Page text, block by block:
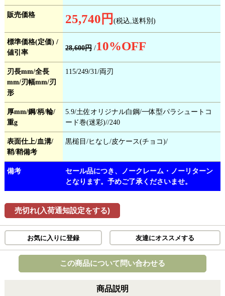
販売価格 25,740円 (税込,送料別)
標準価格(定価) /
値引率
28,600円 /10%OFF
刃長mm/全長
mm/刃幅mm/刃
形
115/249/31/両刃
厚mm/鋼/柄/輪/
重g
5.9/土佐オリジナル白鋼/一体型パラシュートコ
ード巻(迷彩)//240
表面仕上/血溝/
鞘/鞘備考
黒槌目/ヒなし/皮ケース(チョコ)/
備考
セール品につき、ノークレーム・ノーリターン
となります。予めご了承くださいませ。
売切れ(入荷通知設定をする)
お気に入りに登録 友達にオススメする
この商品について問い合わせる
商品説明